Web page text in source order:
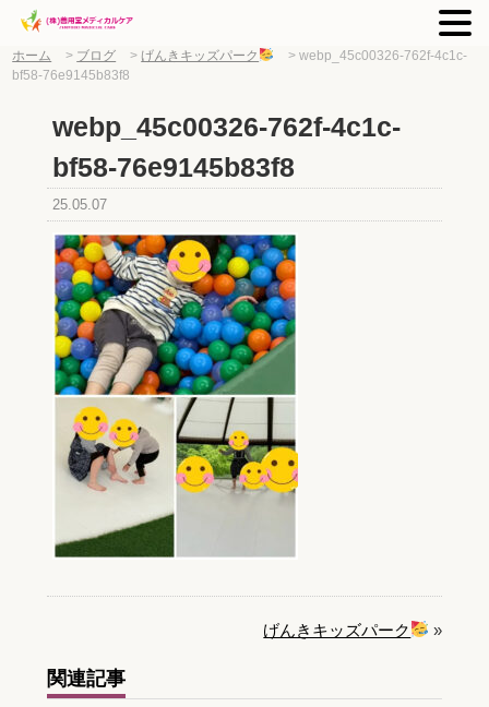
ホーム > ブログ > げんきキッズパーク > webp_45c00326-762f-4c1c-
bf58-76e9145b83f8
webp_45c00326-762f-4c1c-
bf58-76e9145b83f8
25.05.07
げんきキッズパーク »
関連記事